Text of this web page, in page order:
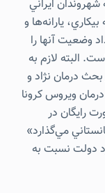
ايراني
يارانه‌ها و
وضعيت آنها را
البته لازم به
درمان نژاد و
ويروس كرونا
رايگان در
مي‌گذارد»
دولت نسبت به